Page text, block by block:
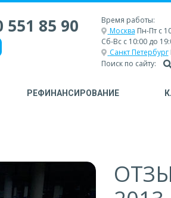
551 85 90
Время работы:
Москва Пн-Пт с
Сб-Вс с 10:00 до
Санкт Петербург
Поиск по сайту:
РЕФИНАНСИРОВАНИЕ